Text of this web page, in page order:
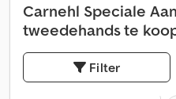
Carnehl Speciale
tweedehands te
Filter